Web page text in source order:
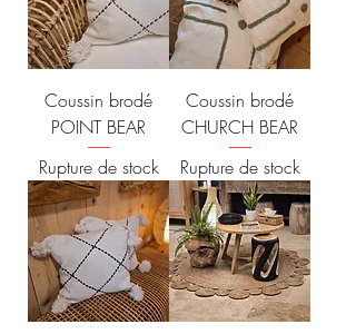
Coussin brodé
POINT BEAR
Rupture de stock
Coussin brodé
CHURCH BEAR
Rupture de stock